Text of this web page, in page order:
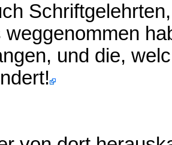
weggenommen
und die,